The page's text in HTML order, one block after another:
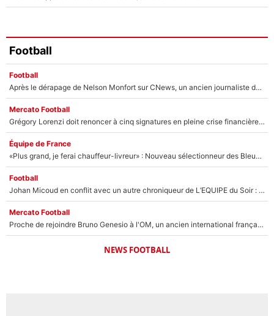
Football
Football
Après le dérapage de Nelson Monfort sur CNews, un ancien journaliste de France Télévisions relance la polémique sur les incendies en Gironde
Mercato Football
Grégory Lorenzi doit renoncer à cinq signatures en pleine crise financière : L’IA propose sept noms à l’OM pour un mercato réussi... à seulement 5M€ !
Équipe de France
«Plus grand, je ferai chauffeur-livreur» : Nouveau sélectionneur des Bleus, Zinédine Zidane s’était imaginé un avenir très différent lorsqu'il était enfant
Football
Johan Micoud en conflit avec un autre chroniqueur de L’EQUIPE du Soir : «Pendant un moment, je ne les ai pas remis ensemble dans l'émission»
Mercato Football
Proche de rejoindre Bruno Genesio à l'OM, un ancien international français va finalement débarquer... sur RMC !
NEWS FOOTBALL